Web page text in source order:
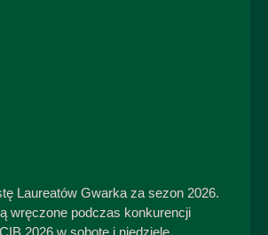
Laureatów Gwarka za sezon 2026.
wręczone podczas konkurencji